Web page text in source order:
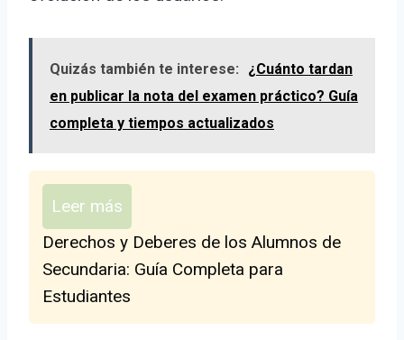
Quizás también te interese:
¿Cuánto tardan
en publicar la nota del examen práctico? Guía
completa y tiempos actualizados
Leer más
Derechos y Deberes de los Alumnos de
Secundaria: Guía Completa para
Estudiantes